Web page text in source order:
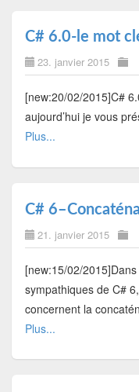
C# 6.0-le mot
23. janvier 2015
[new:20/02/2015]C#
aujourd’hui je vous
Plus...
C#
21. janvier 2015
[new:15/02/
sympathiques de C#
concernent la
Plus...